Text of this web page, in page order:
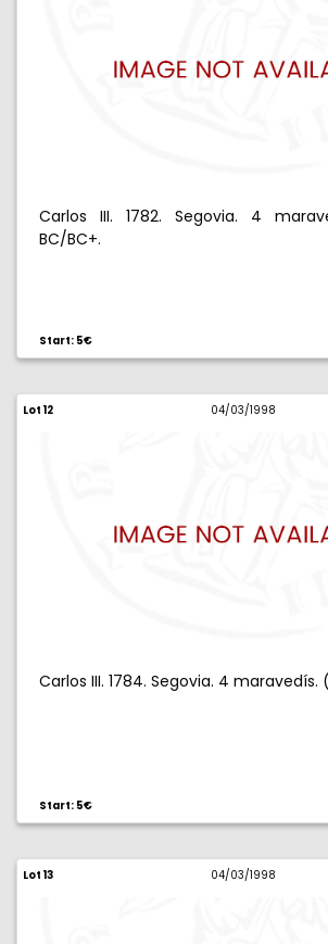
Carlos III. 1782. Segovia. 4
BC/BC+.
Start: 5€
Lot 12 04/03/1998
Carlos III. 1784. Segovia. 4 maravedís.
Start: 5€
Lot 13 04/03/1998